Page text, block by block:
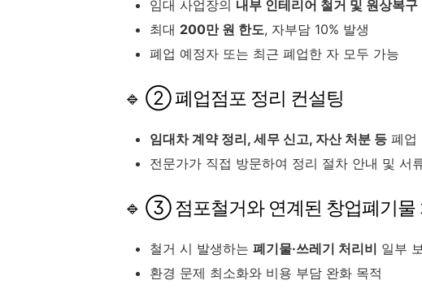
임대 사업장의 내부 인테리어 철거 및 원상복구
최대 200만 원 한도, 자부담 10% 발생
폐업 예정자 또는 최근 폐업한 자 모두 가능
🔹 ② 폐업점포 정리 컨설팅
임대차 계약 정리, 세무 신고, 자산 처분 등 폐업
전문가가 직접 방문하여 정리 절차 안내 및 서
🔹 ③ 점포철거와 연계된 창업폐기물
철거 시 발생하는 폐기물·쓰레기 처리비 일부
환경 문제 최소화와 비용 부담 완화 목적